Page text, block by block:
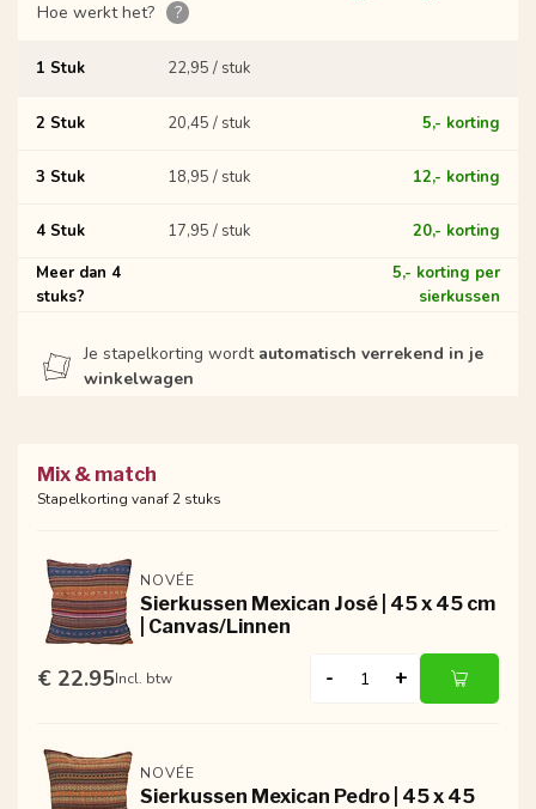
Hoe werkt het?
?
1 Stuk 22,95 / stuk
2 Stuk 20,45 / stuk 5,- korting
3 Stuk 18,95 / stuk 12,- korting
4 Stuk 17,95 / stuk
20,- korting
Meer dan 4
stuks?
5,- korting per
sierkussen
Je stapelkorting wordt automatisch verrekend in je
winkelwagen
Mix & match
Stapelkorting vanaf 2 stuks
NOVÉE
Sierkussen Mexican José | 45 x 45 cm
| Canvas/Linnen
€ 22.95Incl. btw - +
NOVÉE
Sierkussen Mexican Pedro | 45 x 45